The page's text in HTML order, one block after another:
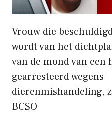
Vrouw die
wordt van het
van de mond van een
gearresteerd wegens
dierenmishandeling,
BCSO